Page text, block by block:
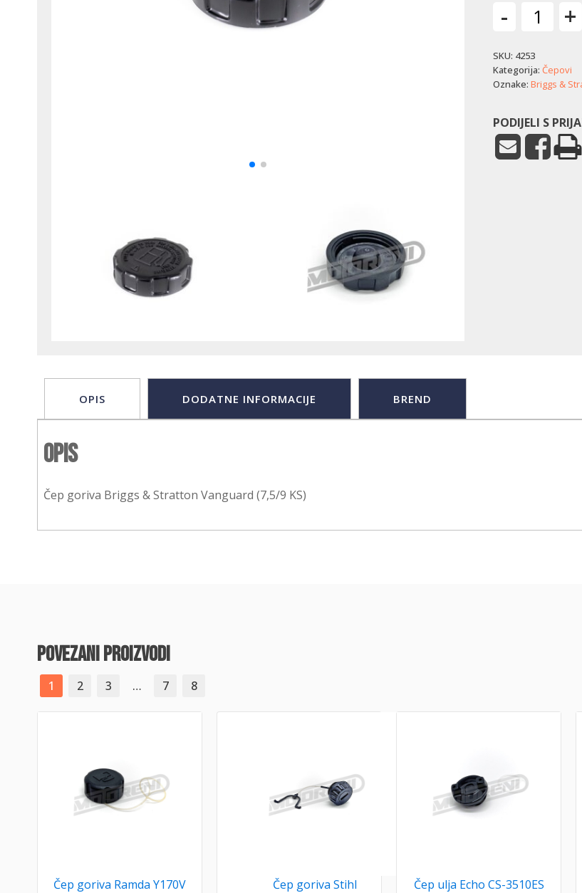
-
Briggs
&
Stratton
KS)
količina
+
SKU: 4253
Kategorija: Čepovi
Oznake: Briggs &
PODIJELI S
OPIS DODATNE INFORMACIJE BREND
Opis
Čep goriva Briggs & Stratton Vanguard (7,5/9 KS)
povezani proizvodi
1 2 3 … 7 8
Čep goriva Ramda Y170V
Čep goriva Stihl
Čep ulja Echo CS-3510ES